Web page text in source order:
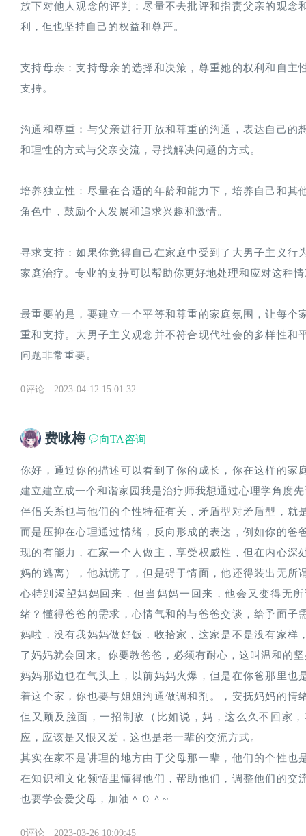
放下对他人观念的评判：尽量不去批评和指责父亲的观
利，但也坚持自己的权益和尊严。
支持母亲：支持母亲的选择和决策，尊重她的权利和自
支持。
沟通和尊重：与父亲进行开放和尊重的沟通，表达自己
和理性的方式与父亲交流，寻找解决问题的方式。
培养独立性：尽量在合适的年龄和能力下，培养自己和
角色中，鼓励个人发展和追求兴趣和激情。
寻求支持：如果你觉得自己在家庭中受到了大男子主义
家庭治疗。专业的支持可以帮助你更好地处理和应对这种
最重要的是，要建立一个平等和尊重的家庭氛围，让每
重和支持。大男子主义观念并不符合现代社会的多样性
问题非常重要。
0评论 2023-04-12 15:01:32
费咏梅 向TA咨询
你好，通过你的描述可以看到了你的成长，你在这样的
建立建立成一个和谐家园我是治疗师我想通过心理学角度
伴侣关系也与他们的个性特征有关，矛盾型对矛盾型，
而是压抑在心理通过情绪，反向形成的表达，例如你的
现的有能力，在家一个人做主，享受权威性，但在内心
妈的逃离），他就慌了，但是碍于情面，他还得装出无
心特别渴望妈妈回来，但当妈妈一回来，他会又变得无
绪？懂得爸爸的需求，心情气和的与爸爸交谈，给予面
妈啦，没有我妈妈做好饭，收拾家，这家是不是没有家
了妈妈就会回来。你要教爸爸，必须有耐心，这叫温和的
妈妈那边也在气头上，以前妈妈火爆，但是在你爸那里
着这个家，你也要与姐姐沟通做调和剂。，安抚妈妈的
但又顾及脸面，一招制敌（比如说，妈，这么久不回家
应，应该是又恨又爱，这也是老一辈的交流方式。
其实在家不是讲理的地方由于父母那一辈，他们的个性
在知识和文化领悟里懂得他们，帮助他们，调整他们的
也要学会爱父母，加油＾０＾~
0评论 2023-03-26 10:09:45